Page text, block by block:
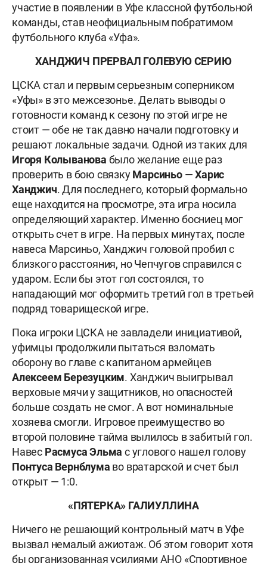
участие в появлении в Уфе классной футбольной
команды, став неофициальным побратимом
футбольного клуба «Уфа».
ХАНДЖИЧ ПРЕРВАЛ ГОЛЕВУЮ СЕРИЮ
ЦСКА стал и первым серьезным соперником
«Уфы» в это межсезонье. Делать выводы о
готовности команд к сезону по этой игре не
стоит — обе не так давно начали подготовку и
решают локальные задачи. Одной из таких для
Игоря Колыванова было желание еще раз
проверить в бою связкуМарсиньо—Харис
Ханджич. Для последнего, который формально
еще находится на просмотре, эта игра носила
определяющий характер. Именно босниец мог
открыть счет в игре. На первых минутах, после
навеса Марсиньо, Ханджич головой пробил с
близкого расстояния, но Чепчугов справился с
ударом. Если бы этот гол состоялся, то
нападающий мог оформить третий гол в третьей
подряд товарищеской игре.
Пока игроки ЦСКА не завладели инициативой,
уфимцы продолжили пытаться взломать
оборону во главе с капитаном армейцев
Алексеем Березуцким. Ханджич выигрывал
верховые мячи у защитников, но опасностей
больше создать не смог. А вот номинальные
хозяева смогли. Игровое преимущество во
второй половине тайма вылилось в забитый гол.
Навес Расмуса Эльма с углового нашел голову
Понтуса Вернблума во вратарской и счет был
открыт — 1:0.
«ПЯТЕРКА» ГАЛИУЛЛИНА
Ничего не решающий контрольный матч в Уфе
вызвал немалый ажиотаж. Об этом говорит хотя
бы организованная усилиями АНО «Спортивное